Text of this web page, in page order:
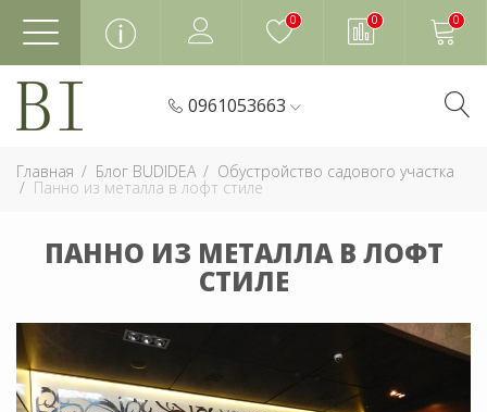
0 0 0
0961053663
Главная Блог BUDIDEA Обустройство садового участка
Панно из металла в лофт стиле
ПАННО ИЗ МЕТАЛЛА В ЛОФТ
СТИЛЕ